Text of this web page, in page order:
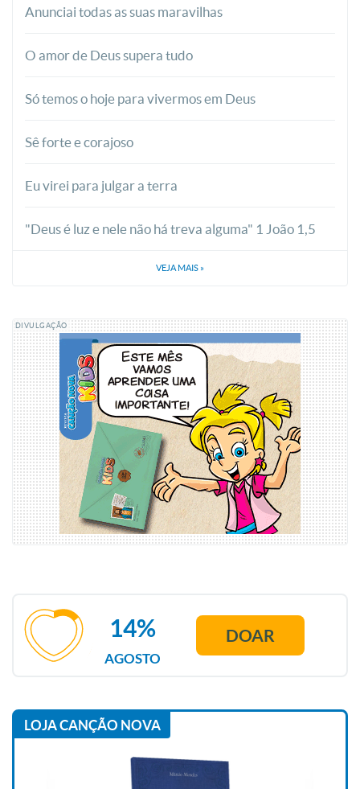
Anunciai todas as suas maravilhas
O amor de Deus supera tudo
Só temos o hoje para vivermos em Deus
Sê forte e corajoso
Eu virei para julgar a terra
"Deus é luz e nele não há treva alguma" 1 João 1,5
VEJA MAIS »
DIVULGAÇÃO
AGOSTO
14% DOAR
LOJA CANÇÃO NOVA